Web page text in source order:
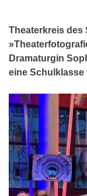
Theaterkreis des
Dramaturgin
eine